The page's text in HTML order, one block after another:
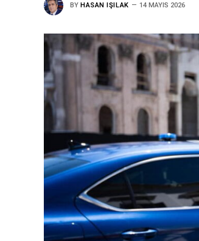
BY HASAN IŞILAK 14 MAYIS 2026